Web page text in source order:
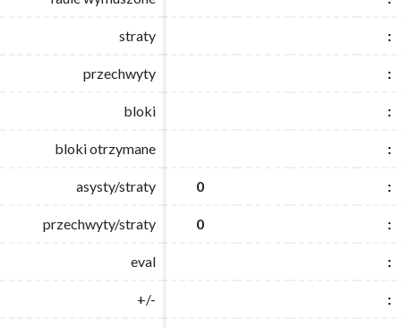
straty :
przechwyty :
bloki :
bloki otrzymane :
asysty/straty 0 :
przechwyty/straty 0 :
eval :
+/- :
straty :
przechwyty :
bloki :
bloki otrzymane :
asysty/straty 0 :
przechwyty/straty 0 :
eval :
+/- :